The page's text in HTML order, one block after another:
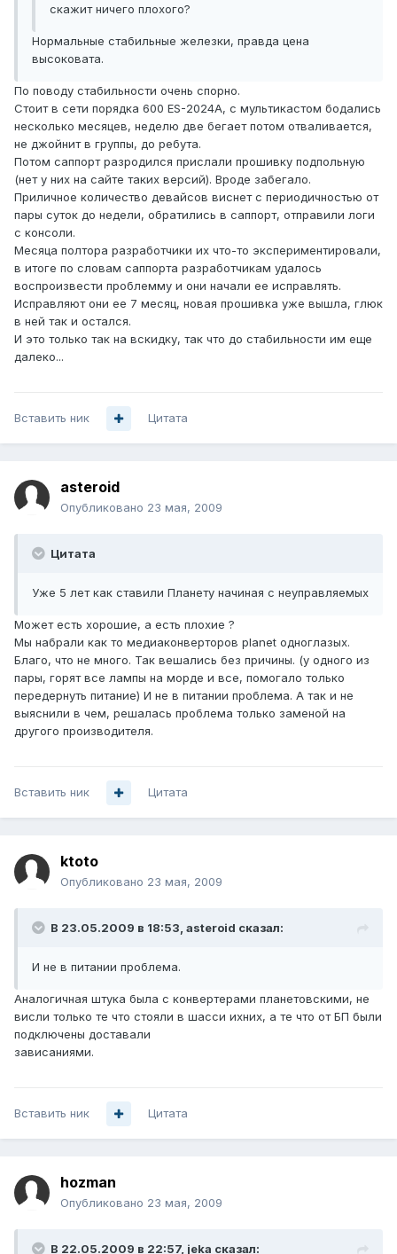
скажит ничего плохого?
Нормальные стабильные железки, правда цена
высоковата.
По поводу стабильности очень спорно.
Стоит в сети порядка 600 ES-2024A, с мультикастом бодались
несколько месяцев, неделю две бегает потом отваливается,
не джойнит в группы, до ребута.
Потом саппорт разродился прислали прошивку подпольную
(нет у них на сайте таких версий). Вроде забегало.
Приличное количество девайсов виснет с периодичностью от
пары суток до недели, обратились в саппорт, отправили логи
с консоли.
Месяца полтора разработчики их что-то экспериментировали,
в итоге по словам саппорта разработчикам удалось
воспроизвести проблемму и они начали ее исправлять.
Исправляют они ее 7 месяц, новая прошивка уже вышла, глюк
в ней так и остался.
И это только так на вскидку, так что до стабильности им еще
далеко...
Вставить ник Цитата
asteroid
Опубликовано 23 мая, 2009
Цитата
Уже 5 лет как ставили Планету начиная с неуправляемых
Может есть хорошие, а есть плохие ?
Мы набрали как то медиаконверторов planet одноглазых.
Благо, что не много. Так вешались без причины. (у одного из
пары, горят все лампы на морде и все, помогало только
передернуть питание) И не в питании проблема. А так и не
выяснили в чем, решалась проблема только заменой на
другого производителя.
Вставить ник Цитата
ktoto
Опубликовано 23 мая, 2009
В 23.05.2009 в 18:53, asteroid сказал:
И не в питании проблема.
Аналогичная штука была с конвертерами планетовскими, не
висли только те что стояли в шасси ихних, а те что от БП были
подключены доставали
зависаниями.
Вставить ник Цитата
hozman
Опубликовано 23 мая, 2009
В 22.05.2009 в 22:57, jeka сказал: